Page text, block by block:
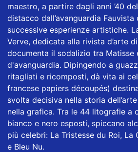
maestro, a partire dagli anni ’40
distacco dall’avanguardia
successive esperienze artistiche.
Verve, dedicata alla rivista d’arte
documenta il sodalizio tra Matisse
d'avanguardia. Dipingendo a
ritagliati e ricomposti, dà vita ai
francese papiers découpés)
svolta decisiva nella storia
nella grafica. Tra le 44 litografie a
bianco e nero esposti, spiccano
più celebri: La Tristesse du Roi, La
e Bleu Nu.